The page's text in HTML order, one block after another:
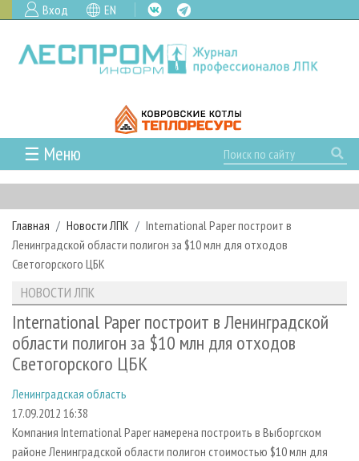
Вход EN
☰ Меню
ГЛАВНАЯ
РУБРИКИ И ТЕМЫ
РУБРИКИ ЖУРНАЛА
ЛЕСНОЕ ХОЗЯЙСТВО
ЛЕСОЗАГОТОВКА
ЛЕСОПИЛЕНИЕ
ДЕРЕВООБРАБОТКА
СУШКА ДРЕВЕСИНЫ
ПРОИЗВОДСТВО ДРЕВЕСНЫХ ПЛИТ
ДЕРЕВЯННОЕ ДОМОСТРОЕНИЕ
ПРОИЗВОДСТВО МЕБЕЛИ
НОВОСТИ
КАЛЕНДАРЬ СОБЫТИЙ
НОВОСТИ ЛПК
НОВОСТИ ЖУРНАЛА
НОВОСТИ КОМПАНИЙ
ПРОЕКТЫ ЛПИ
АНАЛИТИКА
ПРЕДПРИЯТИЯ ЛПК
ЛЕСНЫЕ РЕГИОНЫ РОССИИ
ПЕРСОНЫ
МОБИЛЬНЫЕ ВЫСТАВКИ
ОФИЦИАЛЬНЫЕ ДЕЛЕГАЦИИ
ПРИОРИТЕТНЫЕ ИНВЕСТПРОЕКТЫ
АРХИВ
АРХИВ ЖУРНАЛОВ
СТАТЬИ
О ЖУРНАЛЕ
ПОДПИСКА
КОНТАКТЫ
РЕКЛАМОДАТЕЛЯМ
РЕКЛАМА
РЕКЛАМА НА САЙТЕ
Главная Новости ЛПК
International Paper построит в
Ленинградской области полигон за $10 млн для отходов
Светогорского ЦБК
НОВОСТИ ЛПК
International Paper построит в Ленинградской
области полигон за $10 млн для отходов
Светогорского ЦБК
Ленинградская область
17.09.2012 16:38
Компания International Paper намерена построить в Выборгском
районе Ленинградской области полигон стоимостью $10 млн для